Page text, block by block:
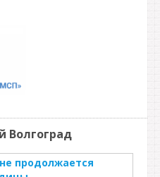
Волгоград
продолжается